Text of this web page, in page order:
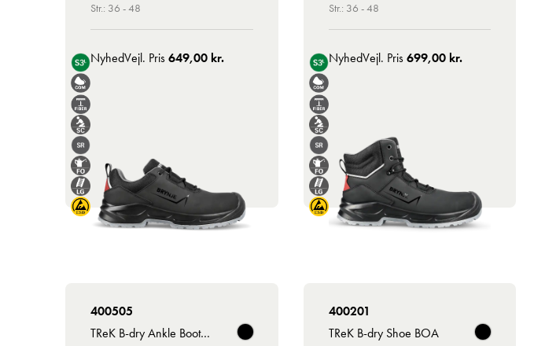
Str.: 36 - 48
NyhedVejl. Pris649,00 kr.
Str.: 36 - 48
NyhedVejl. Pris699,00 kr.
400505
TReK B-dry Ankle Boot Lace
400201
TReK B-dry Shoe BOA